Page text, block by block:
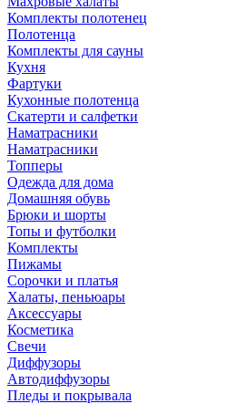
Комплекты полотенец
Полотенца
Комплекты для сауны
Кухня
Фартуки
Кухонные полотенца
Скатерти и салфетки
Наматрасники
Наматрасники
Топперы
Одежда для дома
Домашняя обувь
Брюки и шорты
Топы и футболки
Комплекты
Пижамы
Сорочки и платья
Халаты, пеньюары
Аксессуары
Косметика
Свечи
Диффузоры
Автодиффузоры
Пледы и покрывала